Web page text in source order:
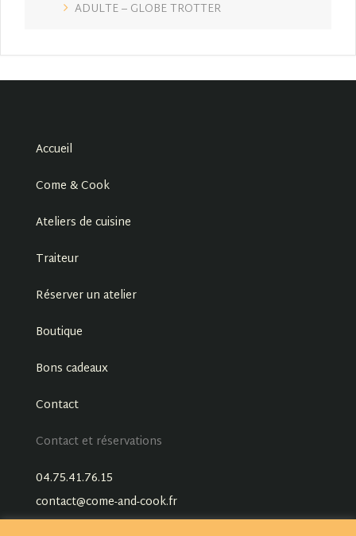
ADULTE – GLOBE TROTTER
Accueil
Come & Cook
Ateliers de cuisine
Traiteur
Réserver un atelier
Boutique
Bons cadeaux
Contact
Contact et réservations
04.75.41.76.15
contact@come-and-cook.fr